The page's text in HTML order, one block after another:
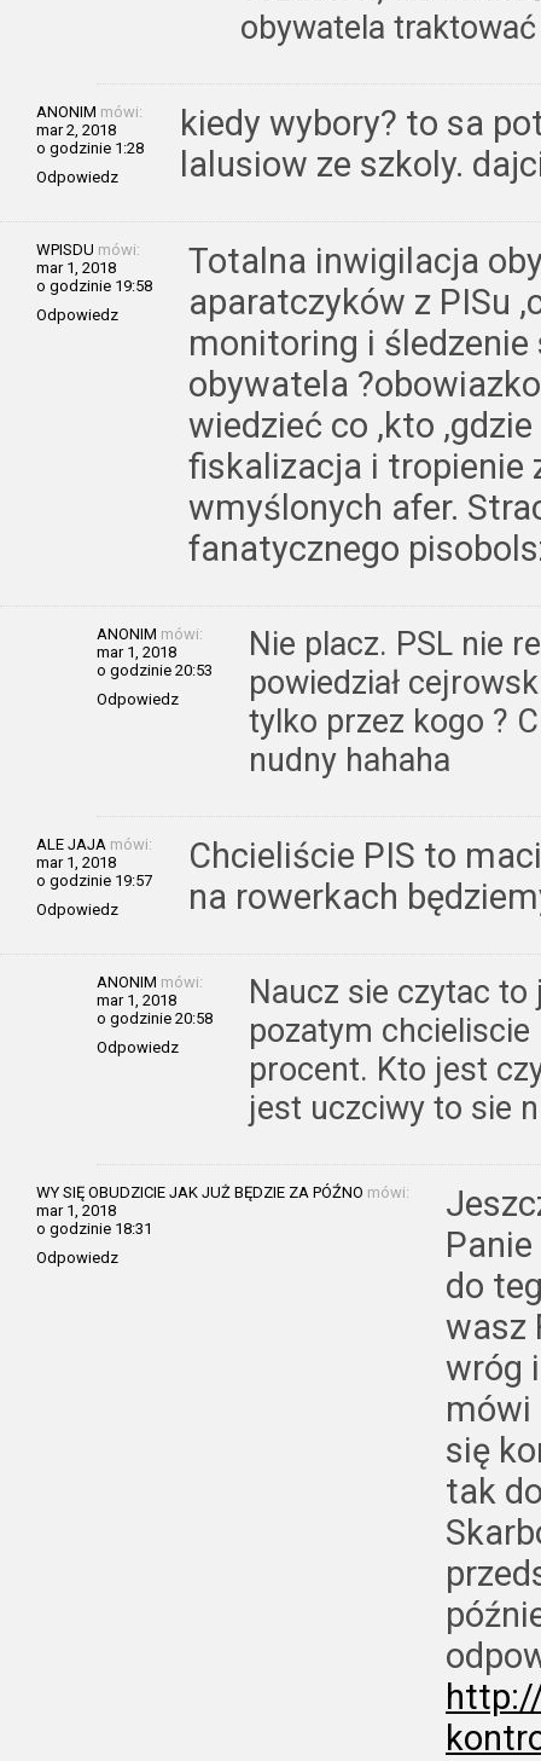
obywatela
ANONIM mówi:
mar 2, 2018
o godzinie 1:28
Odpowiedz
kiedy wybory? to sa
lalusiow ze szkoly.
WPISDU mówi:
mar 1, 2018
o godzinie 19:58
Odpowiedz
Totalna inwigilacja
aparatczyków z PISu
monitoring i
obywatela
wiedzieć co ,kto
fiskalizacja i tropienie
wmyślonych afer.
fanatycznego
ANONIM mówi:
mar 1, 2018
o godzinie 20:53
Odpowiedz
Nie placz. PSL nie
powiedział
tylko przez kogo ?
nudny hahaha
ALE JAJA mówi:
mar 1, 2018
o godzinie 19:57
Odpowiedz
Chcieliście PIS to
na rowerkach
ANONIM mówi:
mar 1, 2018
o godzinie 20:58
Odpowiedz
Naucz sie czytac
pozatym
procent. Kto jest
jest uczciwy to sie
WY SIĘ OBUDZICIE JAK JUŻ BĘDZIE ZA PÓŹNO mówi:
mar 1, 2018
o godzinie 18:31
Odpowiedz
do
wasz
wróg
mówi
się
tak